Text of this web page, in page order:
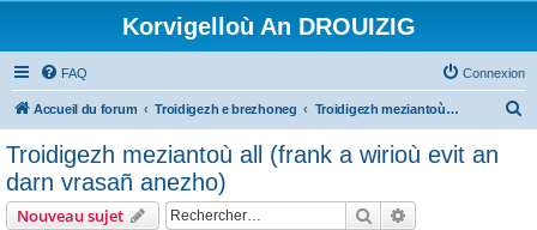
Korvigelloù An DROUIZIG
FAQ Connexion
Accueil du forum Troidigezh e brezhoneg Troidigezh meziantoù all (frank a wirioù evit an darn vrasañ anezho)
Troidigezh meziantoù all (frank a wirioù evit an
darn vrasañ anezho)
Nouveau sujet Rechercher